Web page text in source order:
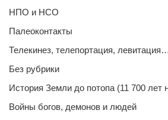
НПО и НСО
Палеоконтакты
Телекинез, телепортация, левитация…
Без рубрики
История Земли до потопа (11 700 лет
Войны богов, демонов и людей